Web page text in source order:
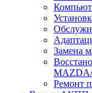
Замена
Ремонт